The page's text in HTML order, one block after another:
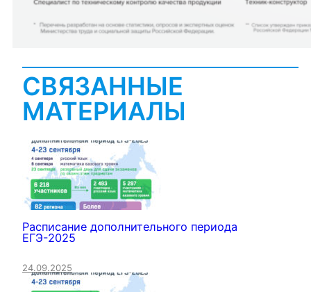
СВЯЗАННЫЕ
МАТЕРИАЛЫ
Расписание дополнительного периода
ЕГЭ-2025
24.09.2025